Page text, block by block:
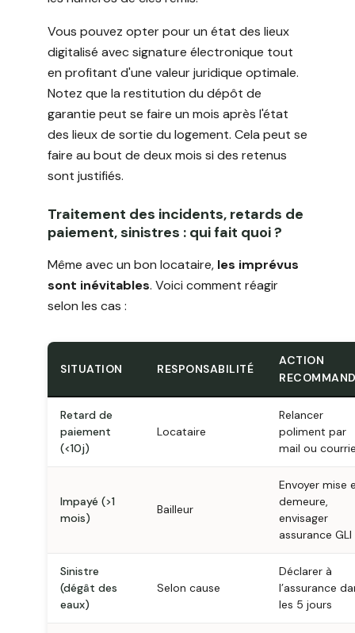
Vous pouvez opter pour un état des lieux
digitalisé avec signature électronique tout
en profitant d'une valeur juridique optimale.
Notez que la restitution du dépôt de
garantie peut se faire un mois après l'état
des lieux de sortie du logement. Cela peut se
faire au bout de deux mois si des retenus
sont justifiés.
Traitement des incidents, retards de
paiement, sinistres : qui fait quoi ?
Même avec un bon locataire, les imprévus
sont inévitables. Voici comment réagir
selon les cas :
SITUATION RESPONSABILITÉ
ACTION
Retard de
paiement
(<10j)
Locataire
Relancer
poliment par
mail ou
Impayé (>1
mois)
Bailleur
Envoyer mise
demeure,
envisager
assurance GLI
Sinistre
(dégât des
eaux)
Selon cause
Déclarer à
l’assurance
les 5 jours